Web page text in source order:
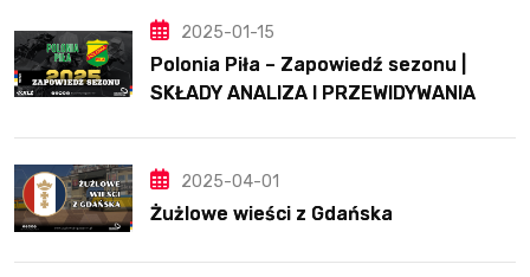
2025-01-15
Polonia Piła – Zapowiedź sezonu |
SKŁADY ANALIZA I PRZEWIDYWANIA
2025-04-01
Żużlowe wieści z Gdańska